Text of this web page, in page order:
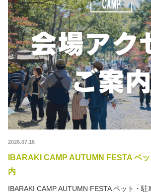
2026.07.16
IBARAKI CAMP AUTUMN FESTA ペ
内
IBARAKI CAMP AUTUMN FESTA ペット・駐